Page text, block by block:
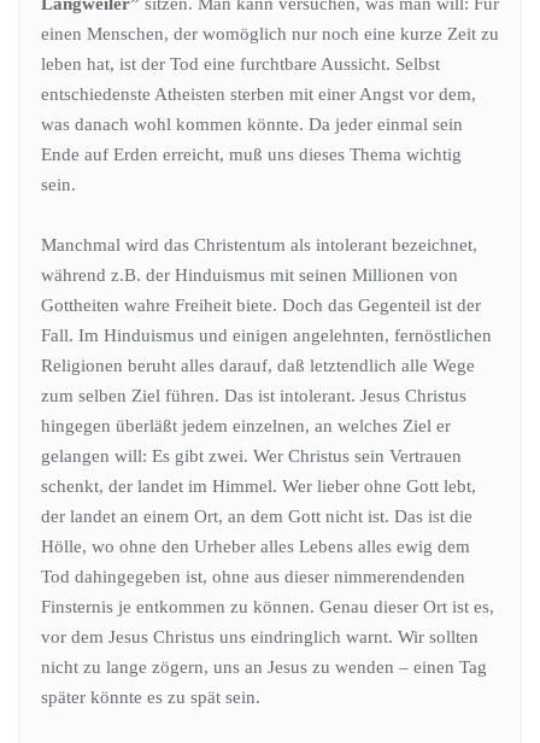
Langweiler” sitzen. Man kann versuchen, was man will: Für
einen Menschen, der womöglich nur noch eine kurze Zeit zu
leben hat, ist der Tod eine furchtbare Aussicht. Selbst
entschiedenste Atheisten sterben mit einer Angst vor dem,
was danach wohl kommen könnte. Da jeder einmal sein
Ende auf Erden erreicht, muß uns dieses Thema wichtig
sein.
Manchmal wird das Christentum als intolerant bezeichnet,
während z.B. der Hinduismus mit seinen Millionen von
Gottheiten wahre Freiheit biete. Doch das Gegenteil ist der
Fall. Im Hinduismus und einigen angelehnten, fernöstlichen
Religionen beruht alles darauf, daß letztendlich alle Wege
zum selben Ziel führen. Das ist intolerant. Jesus Christus
hingegen überläßt jedem einzelnen, an welches Ziel er
gelangen will: Es gibt zwei. Wer Christus sein Vertrauen
schenkt, der landet im Himmel. Wer lieber ohne Gott lebt,
der landet an einem Ort, an dem Gott nicht ist. Das ist die
Hölle, wo ohne den Urheber alles Lebens alles ewig dem
Tod dahingegeben ist, ohne aus dieser nimmerendenden
Finsternis je entkommen zu können. Genau dieser Ort ist es,
vor dem Jesus Christus uns eindringlich warnt. Wir sollten
nicht zu lange zögern, uns an Jesus zu wenden – einen Tag
später könnte es zu spät sein.